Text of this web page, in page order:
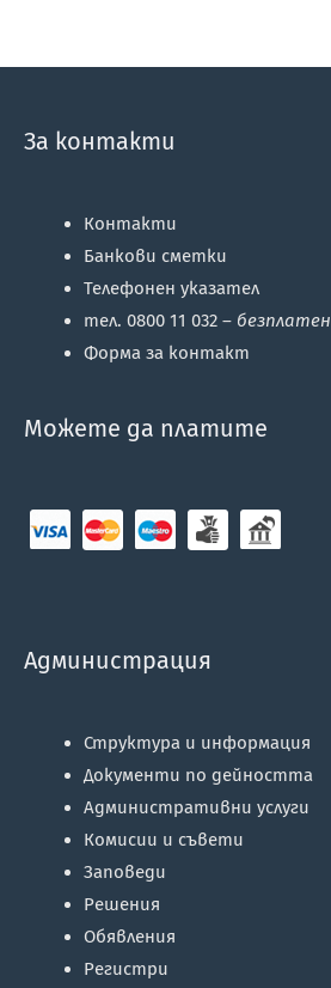
За контакти
Контакти
Банкови сметки
Телефонен указател
тел. 0800 11 032 – безплатен
Форма за контакт
Можете да платите
Администрация
Структура и информация
Документи по дейността
Административни услуги
Комисии и съвети
Заповеди
Решения
Обявления
Регистри